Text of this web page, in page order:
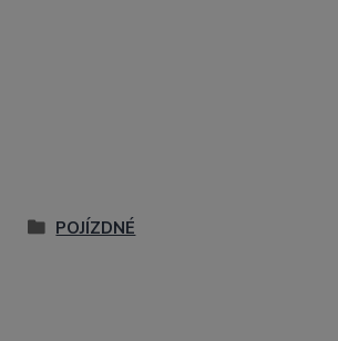
POJÍZDNÉ